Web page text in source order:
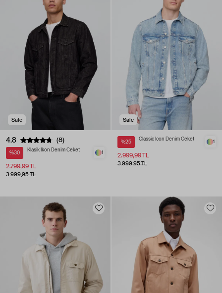
Sale
4.8 (8)
%30
Klasik İkon Denim Ceket
2.799,99 TL
1
3.999,95 TL
Sale
%25
Classic Icon Denim Ceket
2.999,99 TL
1
3.999,95 TL